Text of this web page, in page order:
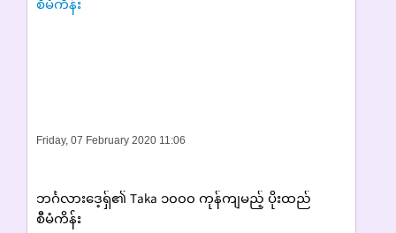
Friday, 07 February 2020 11:06
ဘင်္ဂလားဒေ့ရှ်၏ Taka ၁၀၀၀ ကုန်ကျမည့် ပိုးထည်
စီမံကိန်း